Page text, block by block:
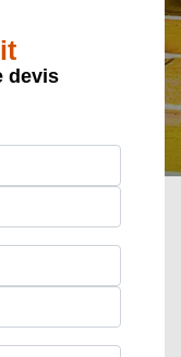
devis